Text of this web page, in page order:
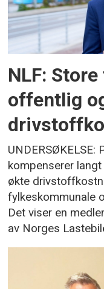
NLF:
offentlig
UNDERSØKELSE:
kompenserer
økte
fylkeskommunale
Det viser en
av Norges